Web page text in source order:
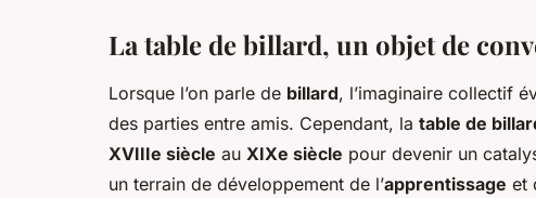
La table de billard, un objet de
Lorsque l’on parle de billard, l’imaginaire collectif
des parties entre amis. Cependant, la table de
XVIIIe siècle au XIXe siècle pour devenir un
un terrain de développement de l’apprentissage et